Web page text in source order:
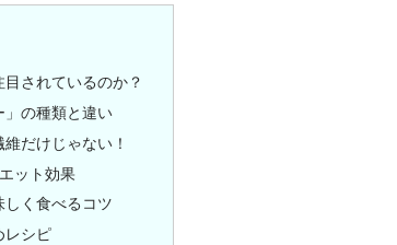
されているのか？
」の種類と違い
だけじゃない！
ット効果
く食べるコツ
レシピ